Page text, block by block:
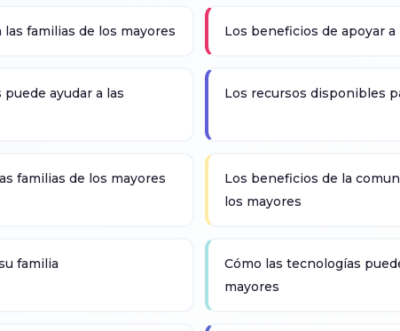
familias de los mayores Los beneficios de apoyar
ayudar a las
Los recursos disponibles
familias de los mayores
Los beneficios de la
los mayores
familia
Cómo las tecnologías
mayores